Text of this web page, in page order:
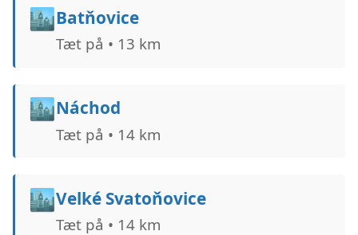
🏙️Batňovice
Tæt på • 13 km
🏙️Náchod
Tæt på • 14 km
🏙️Velké Svatoňovice
Tæt på • 14 km